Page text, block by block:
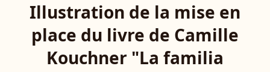
Illustration de la mise en
place du livre de Camille
Kouchner "La familia